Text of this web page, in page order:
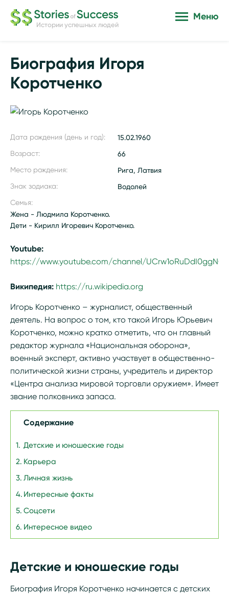
Истории успешных людей
Меню
Биография Игоря
Коротченко
Дата рождения (день и год): 15.02.1960
Возраст: 66
Место рождения: Рига, Латвия
Знак зодиака: Водолей
Семья:
Жена - Людмила Коротченко.
Дети - Кирилл Игоревич Коротченко.
Youtube:
https://www.youtube.com/channel/
Википедия: https://ru.wikipedia.org/wiki/
Игорь Коротченко – журналист, общественный
деятель. На вопрос о том, кто такой Игорь Юрьевич
Коротченко, можно кратко отметить, что он главный
редактор журнала «Национальная оборона»,
военный эксперт, активно участвует в общественно-
политической жизни страны, учредитель и директор
«Центра анализа мировой торговли оружием». Имеет
звание полковника запаса.
Содержание
Детские и юношеские годы
Карьера
Личная жизнь
Интересные факты
Соцсети
Интересное видео
Детские и юношеские годы
Биография Игоря Коротченко начинается с детских